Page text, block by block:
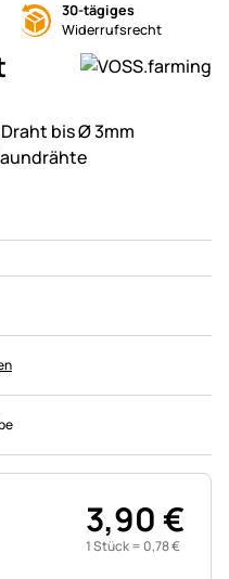
30-tägiges
Widerrufsrecht
bis Ø 3mm
3,90€
1 Stück = 0,78€